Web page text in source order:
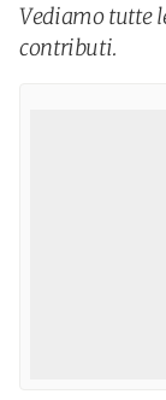
Vediamo tutte
contributi.